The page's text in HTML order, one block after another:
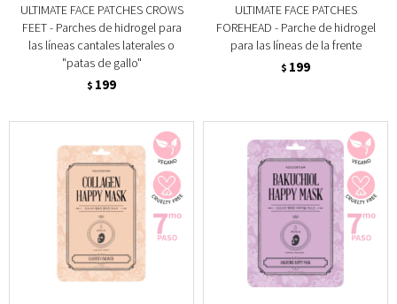
ULTIMATE FACE PATCHES CROWS
FEET - Parches de hidrogel para
las líneas cantales laterales o
"patas de gallo"
$ 199
ULTIMATE FACE PATCHES
FOREHEAD - Parche de hidrogel
para las líneas de la frente
$ 199